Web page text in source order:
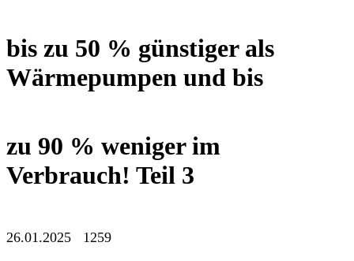
bis zu 50 % günstiger als
Wärmepumpen und bis
zu 90 % weniger im
Verbrauch! Teil 3
26.01.2025 1259